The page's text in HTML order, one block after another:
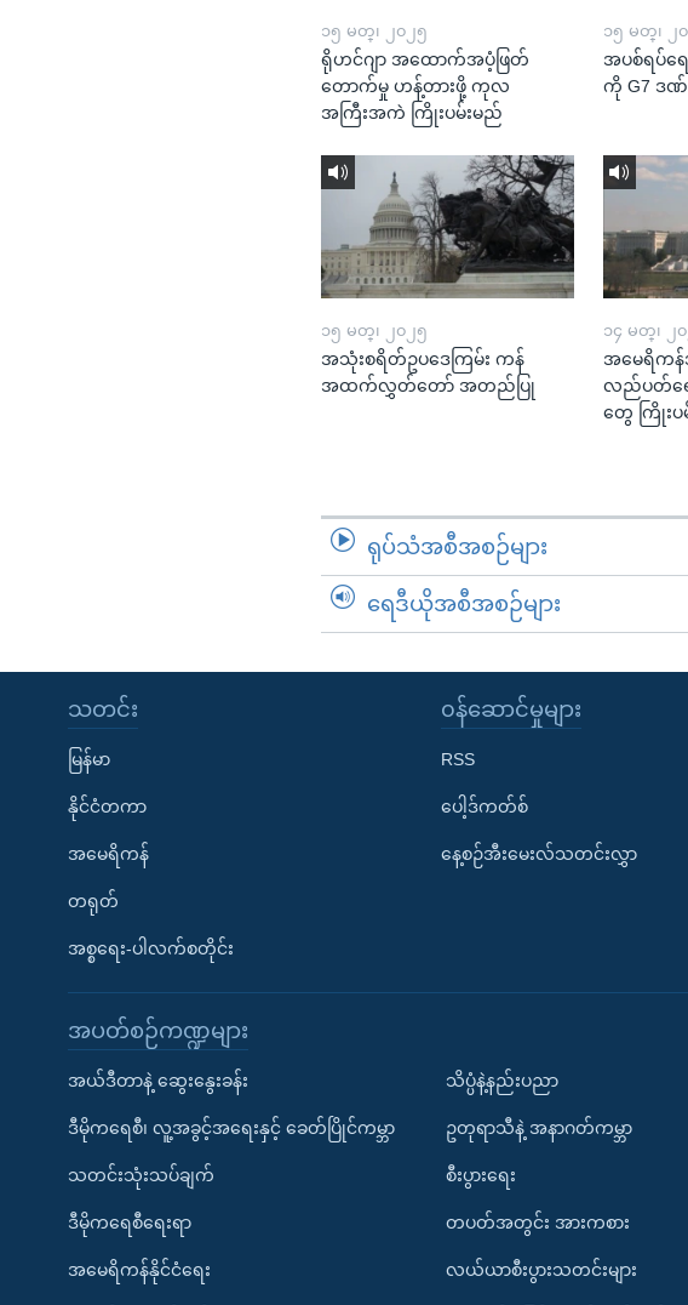
၁၅ မတ္၊ ၂၀၂၅
ရိုဟင်ဂျာ အထောက်အပံ့ဖြတ်
တောက်မှု ဟန့်တားဖို့ ကုလ
အကြီးအကဲ ကြိုးပမ်းမည်
၁၅ မတ္၊ ၂
အပစ်ရပ်ရ
ကို G7 ဒ
၁၅ မတ္၊ ၂၀၂၅
အသုံးစရိတ်ဥပဒေကြမ်း ကန်
အထက်လွှတ်တော် အတည်ပြု
၁၄ မတ္၊ ၂
အမေရိက
လည်ပတ်ရ
တွေ ကြိုးပ
ရုပ်သံအစီအစဉ်များ
ရေဒီယိုအစီအစဉ်များ
သတင်း
မြန်မာ
နိုင်ငံတကာ
အမေရိကန်
တရုတ်
အစ္စရေး-ပါလက်စတိုင်း
၀န်ဆောင်မှုများ
RSS
ပေါ့ဒ်ကတ်စ်
နေ့စဉ်အီးမေးလ်သတင်းလွှာ
အပတ်စဉ်ကဏ္ဍများ
အယ်ဒီတာနဲ့ ဆွေးနွေးခန်း
ဒီမိုကရေစီ၊ လူ့အခွင့်အရေးနှင့် ခေတ်ပြိုင်ကမ္ဘာ
သတင်းသုံးသပ်ချက်
ဒီမိုကရေစီရေးရာ
အမေရိကန်နိုင်ငံရေး
သိပ္ပံနဲ့နည်းပညာ
ဥတုရာသီနဲ့ အနာဂတ်ကမ္ဘာ
စီးပွားရေး
တပတ်အတွင်း အားကစား
လယ်ယာစီးပွားသတင်းများ